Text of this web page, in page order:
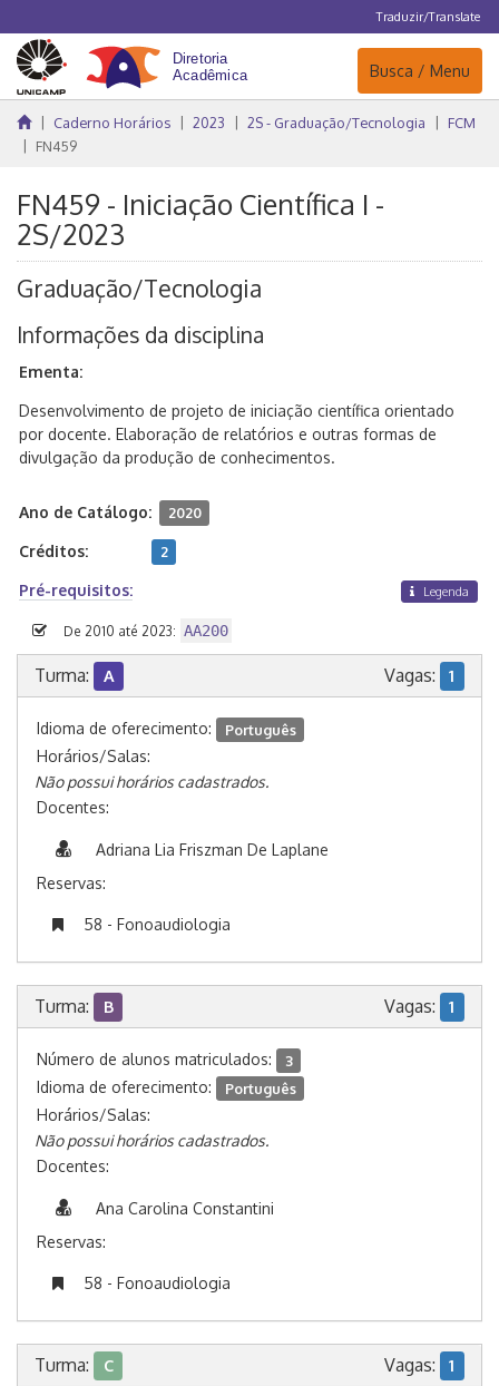
Traduzir/Translate
Navegação
Busca / Menu
Caderno Horários 2023 2S - Graduação/Tecnologia
FCM
FN459
FN459 - Iniciação Científica I -
2S/2023
Graduação/Tecnologia
Informações da disciplina
Ementa:
Desenvolvimento de projeto de iniciação científica orientado
por docente. Elaboração de relatórios e outras formas de
divulgação da produção de conhecimentos.
Ano de Catálogo: 2020
Créditos: 2
Pré-requisitos: Legenda
De 2010 até 2023: AA200
Turma: A Vagas: 1
Idioma de oferecimento: Português
Horários/Salas:
Não possui horários cadastrados.
Docentes:
Adriana Lia Friszman De Laplane
Reservas:
58 - Fonoaudiologia
Turma: B Vagas: 1
Número de alunos matriculados: 3
Idioma de oferecimento: Português
Horários/Salas:
Não possui horários cadastrados.
Docentes:
Ana Carolina Constantini
Reservas:
58 - Fonoaudiologia
Turma: C Vagas: 1